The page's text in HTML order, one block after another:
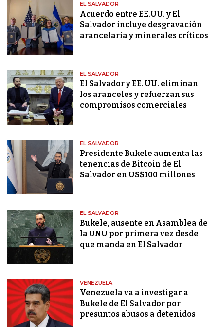
EL SALVADOR
Acuerdo entre EE.UU. y El
Salvador incluye desgravación
arancelaria y minerales críticos
EL SALVADOR
El Salvador y EE. UU. eliminan
los aranceles y refuerzan sus
compromisos comerciales
EL SALVADOR
Presidente Bukele aumenta las
tenencias de Bitcoin de El
Salvador en US$100 millones
EL SALVADOR
Bukele, ausente en Asamblea de
la ONU por primera vez desde
que manda en El Salvador
VENEZUELA
Venezuela va a investigar a
Bukele de El Salvador por
presuntos abusos a detenidos